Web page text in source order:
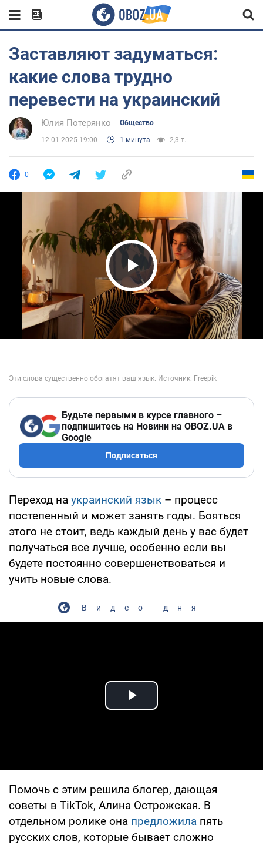
Заставляют задуматься:
какие слова трудно
перевести на украинский
Юлия Потерянко Общество
12.01.2025 19:00 1 минута 2,3 т.
0
Play Video
Будьте первыми в курсе главного –
подпишитесь на Новини на OBOZ.UA в
Google
Подписаться
Переход на украинский язык – процесс
постепенный и может занять годы. Бояться
этого не стоит, ведь каждый день у вас будет
получаться все лучше, особенно если вы
будете постоянно совершенствоваться и
учить новые слова.
Видео дня
Play Video
Помочь с этим решила блогер, дающая
советы в TikTok, Алина Острожская. В
отдельном ролике она предложила пять
русских слов, которые бывает сложно